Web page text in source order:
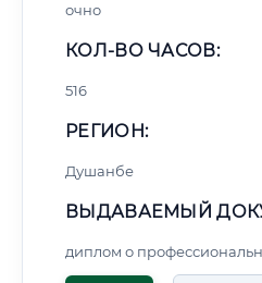
очно
КОЛ-ВО ЧАСОВ:
516
РЕГИОН:
Душанбе
ВЫДАВАЕМЫЙ
диплом о